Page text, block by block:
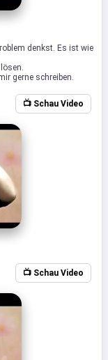
denkst. Es ist wie
gerne schreiben.
📺 Schau Video
📺 Schau Video